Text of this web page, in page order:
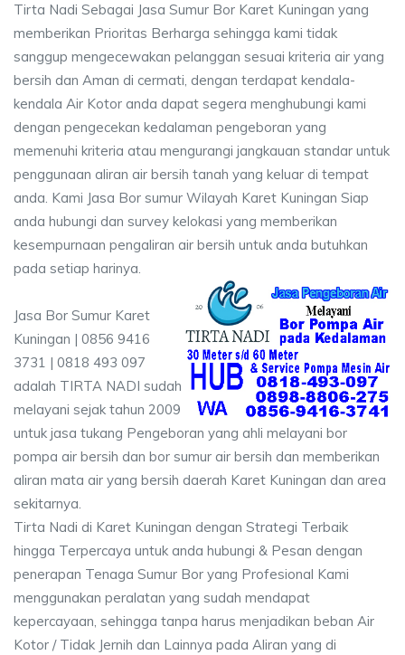
Tirta Nadi Sebagai Jasa Sumur Bor Karet Kuningan yang
memberikan Prioritas Berharga sehingga kami tidak
sanggup mengecewakan pelanggan sesuai kriteria air yang
bersih dan Aman di cermati, dengan terdapat kendala-
kendala Air Kotor anda dapat segera menghubungi kami
dengan pengecekan kedalaman pengeboran yang
memenuhi kriteria atau mengurangi jangkauan standar untuk
penggunaan aliran air bersih tanah yang keluar di tempat
anda. Kami Jasa Bor sumur Wilayah Karet Kuningan Siap
anda hubungi dan survey kelokasi yang memberikan
kesempurnaan pengaliran air bersih untuk anda butuhkan
pada setiap harinya.
Jasa Bor Sumur Karet
Kuningan | 0856 9416
3731 | 0818 493 097
adalah TIRTA NADI sudah
melayani sejak tahun 2009
untuk jasa tukang Pengeboran yang ahli melayani bor
pompa air bersih dan bor sumur air bersih dan memberikan
aliran mata air yang bersih daerah Karet Kuningan dan area
sekitarnya.
Tirta Nadi di Karet Kuningan dengan Strategi Terbaik
hingga Terpercaya untuk anda hubungi & Pesan dengan
penerapan Tenaga Sumur Bor yang Profesional Kami
menggunakan peralatan yang sudah mendapat
kepercayaan, sehingga tanpa harus menjadikan beban Air
Kotor / Tidak Jernih dan Lainnya pada Aliran yang di